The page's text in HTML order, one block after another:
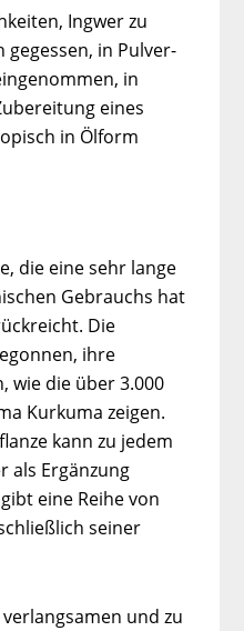
Ingwer zu
gegessen, in Pulver-
in
eines
in Ölform
die eine sehr lange
Gebrauchs hat
Die
ihre
wie die über 3.000
Kurkuma zeigen.
kann zu jedem
als Ergänzung
eine Reihe von
seiner
und zu